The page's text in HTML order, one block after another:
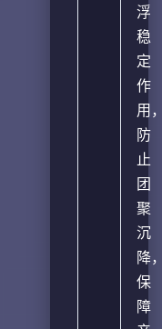
浮
稳
定
作
用
防
止
团
聚
沉
降
保
障